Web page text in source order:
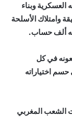
العسكرية وبناء
وامتلاك الأسلحة
له ألف حساب.
في كل
اختياراته
الشعب المغربي